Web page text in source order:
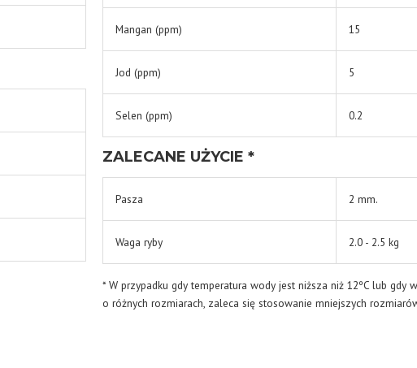
Mangan (ppm) 15
Jod (ppm) 5
Selen (ppm) 0.2
ZALECANE UŻYCIE *
Pasza 2 mm.
Waga ryby 2.0 - 2.5 kg
* W przypadku gdy temperatura wody jest niższa niż 12ºC lub gdy
o różnych rozmiarach, zaleca się stosowanie mniejszych